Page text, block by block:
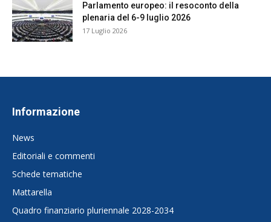
Parlamento europeo: il resoconto della
plenaria del 6-9 luglio 2026
17 Luglio 2026
Informazione
News
Editoriali e commenti
Schede tematiche
Mattarella
Quadro finanziario pluriennale 2028-2034